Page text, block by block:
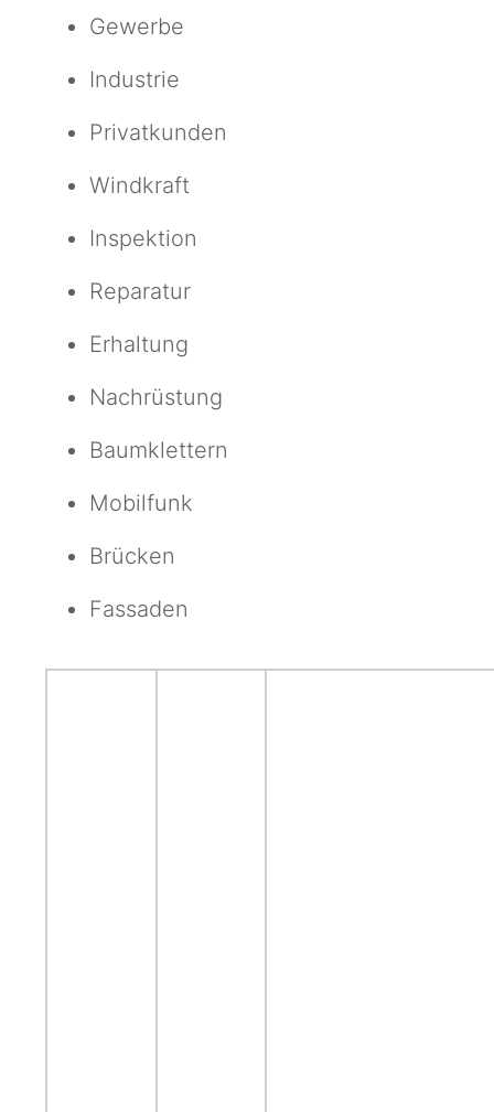
Gewerbe
Industrie
Privatkunden
Windkraft
Inspektion
Reparatur
Erhaltung
Nachrüstung
Baumklettern
Mobilfunk
Brücken
Fassaden